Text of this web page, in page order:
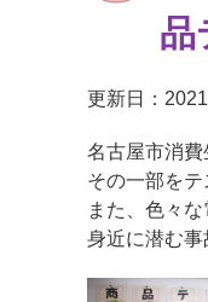
品
更新日：
名古屋市消費
その一部をテ
また、色々
身近に潜む事